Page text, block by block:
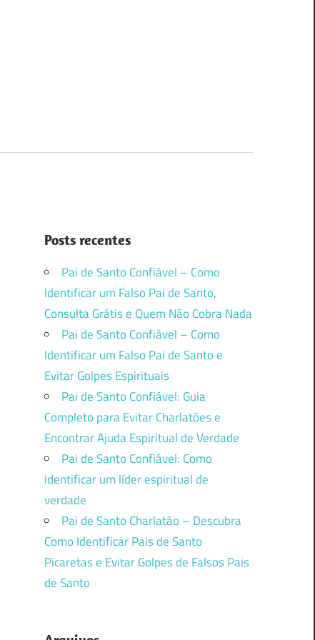
Posts recentes
Pai de Santo Confiável – Como
Identificar um Falso Pai de Santo,
Consulta Grátis e Quem Não Cobra Nada
Pai de Santo Confiável – Como
Identificar um Falso Pai de Santo e
Evitar Golpes Espirituais
Pai de Santo Confiável: Guia
Completo para Evitar Charlatões e
Encontrar Ajuda Espiritual de Verdade
Pai de Santo Confiável: Como
identificar um líder espiritual de
verdade
Pai de Santo Charlatão – Descubra
Como Identificar Pais de Santo
Picaretas e Evitar Golpes de Falsos Pais
de Santo